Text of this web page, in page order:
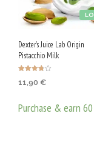
Dexter’s Juice Lab Origin
Pistacchio Milk
с11,90 €
Purchase & earn